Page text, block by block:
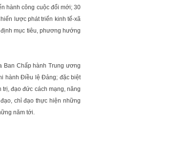
hành công cuộc đổi mới; 30
lược phát triển kinh tế-xã
mục tiêu, phương hướng
Ban Chấp hành Trung ương
hành Điều lệ Đảng; đặc biệt
đạo đức cách mạng, năng
chỉ đạo thực hiện những
năm tới.